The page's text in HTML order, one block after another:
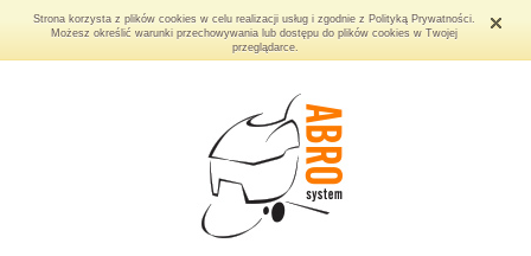
Strona korzysta z plików cookies w celu realizacji usług i zgodnie z Polityką Prywatności.
Możesz określić warunki przechowywania lub dostępu do plików cookies w Twojej
przeglądarce.